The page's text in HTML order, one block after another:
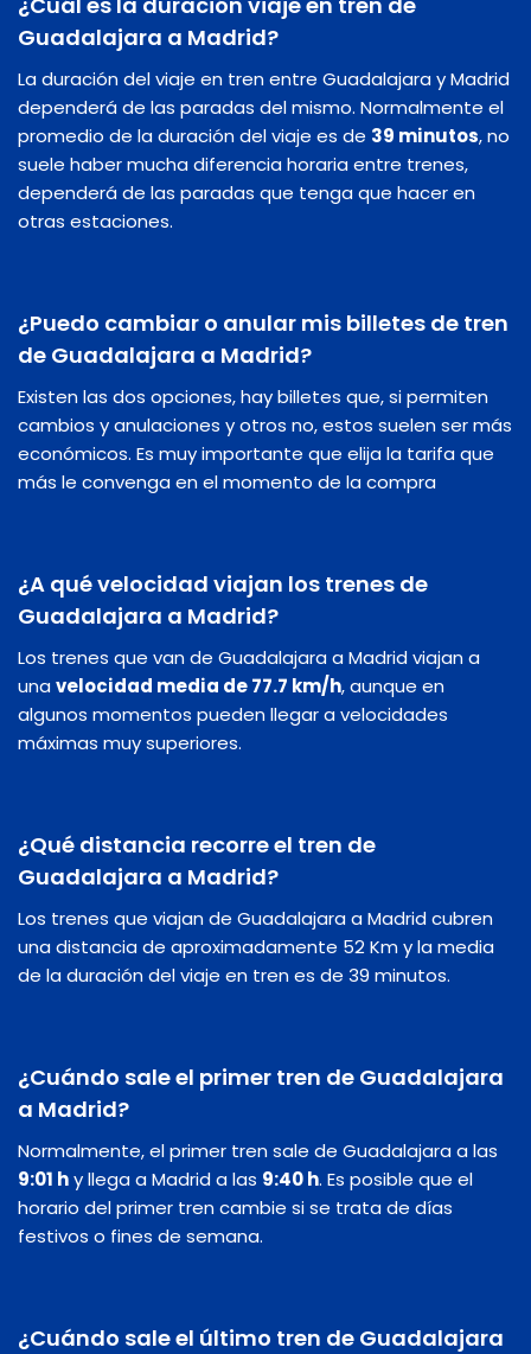
Guadalajara a Madrid?
La duración del viaje en tren entre Guadalajara y Madrid
dependerá de las paradas del mismo. Normalmente el
promedio de la duración del viaje es de 39 minutos, no
suele haber mucha diferencia horaria entre trenes,
dependerá de las paradas que tenga que hacer en
otras estaciones.
¿Puedo cambiar o anular mis billetes de tren
de Guadalajara a Madrid?
Existen las dos opciones, hay billetes que, si permiten
cambios y anulaciones y otros no, estos suelen ser más
económicos. Es muy importante que elija la tarifa que
más le convenga en el momento de la compra
¿A qué velocidad viajan los trenes de
Guadalajara a Madrid?
Los trenes que van de Guadalajara a Madrid viajan a
unavelocidad media de 77.7 km/h, aunque en
algunos momentos pueden llegar a velocidades
máximas muy superiores.
¿Qué distancia recorre el tren de
Guadalajara a Madrid?
Los trenes que viajan de Guadalajara a Madrid cubren
una distancia de aproximadamente 52 Km y la media
de la duración del viaje en tren es de 39 minutos.
¿Cuándo sale el primer tren de Guadalajara
a Madrid?
Normalmente, el primer tren sale de Guadalajara a las
9:01 hy llega a Madrid a las 9:40 h. Es posible que el
horario del primer tren cambie si se trata de días
festivos o fines de semana.
¿Cuándo sale el último tren de Guadalajara